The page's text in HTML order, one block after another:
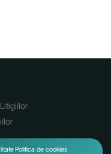
Politica de cookies